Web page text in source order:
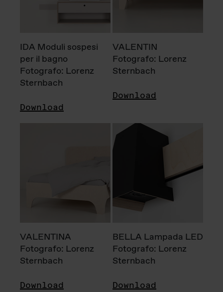
IDA Moduli sospesi
per il bagno
Fotografo: Lorenz
Sternbach
Download
VALENTIN
Fotografo: Lorenz
Sternbach
Download
VALENTINA
Fotografo: Lorenz
Sternbach
Download
BELLA Lampada LED
Fotografo: Lorenz
Sternbach
Download